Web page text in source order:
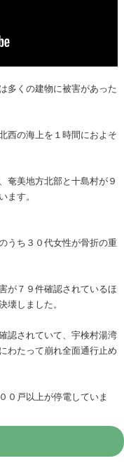
多くの建物に被害があった
西の海上を１時間におよそ
奄美地方北部と十島村が９
す。
うち３０代女性が骨折の重
が７９件確認されているほ
しました。
認されていて、宇検村湯湾
わたって崩れ全面通行止め
０戸以上が停電していま